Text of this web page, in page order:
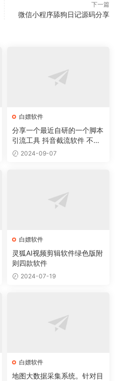
下一篇
微信小程序舔狗日记源码分享
白嫖软件
分享一个最近自研的一个脚本
引流工具 抖音截流软件 不封
号 无痕
2024-09-07
白嫖软件
灵狐AI视频剪辑软件绿色版附
则四款软件
2024-07-19
白嫖软件
地图大数据采集系统。针对目